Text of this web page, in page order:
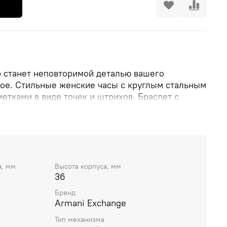
станет неповторимой деталью вашего
Стильные женские часы с круглым стальным
в виде точек и штрихов. Браслет с
мм Высота корпуса, мм
36
Бренд
Armani Exchange
Тип механизма